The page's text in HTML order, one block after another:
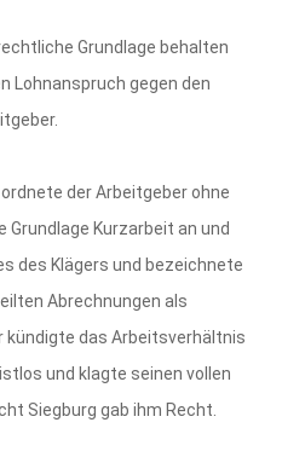
Grundlage behalten
Lohnanspruch gegen den
der Arbeitgeber ohne
Kurzarbeit an und
des Klägers und bezeichnete
Abrechnungen als
kündigte das Arbeitsverhältnis
und klagte seinen vollen
Siegburg gab ihm Recht.